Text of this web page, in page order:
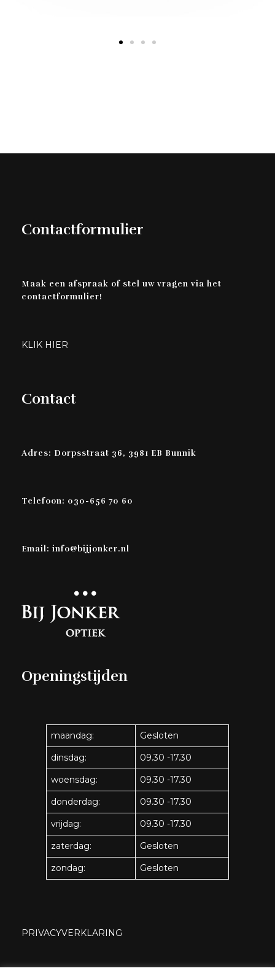
Contactformulier
Maak een afspraak of stel uw vragen via het
contactformulier!
KLIK HIER
Contact
Adres: Dorpsstraat 36, 3981 EB Bunnik
Telefoon: 030-656 70 60
Email: info@bijjonker.nl
Openingstijden
maandag:
Gesloten
dinsdag:
09.30 -17.30
woensdag:
09.30 -17.30
donderdag:
09.30 -17.30
vrijdag:
09.30 -17.30
zaterdag:
Gesloten
zondag:
Gesloten
PRIVACYVERKLARING